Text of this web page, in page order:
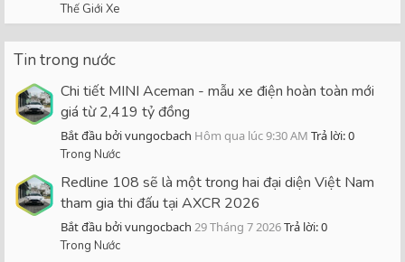
Thế Giới Xe
Tin trong nước
Chi tiết MINI Aceman - mẫu xe điện hoàn toàn mới
giá từ 2,419 tỷ đồng
Bắt đầu bởi vungocbach Hôm qua lúc 9:30 AM Trả lời: 0
Trong Nước
Redline 108 sẽ là một trong hai đại diện Việt Nam
tham gia thi đấu tại AXCR 2026
Bắt đầu bởi vungocbach 29 Tháng 7 2026Trả lời: 0
Trong Nước